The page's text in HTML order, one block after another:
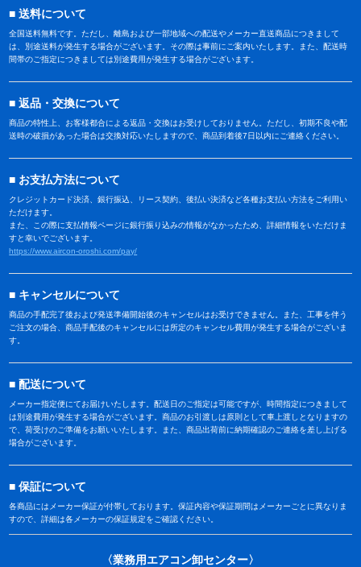
送料について
全国送料無料です。ただし、離島および一部地域への配送やメーカー直送商品につきまして
は、別途送料が発生する場合がございます。その際は事前にご案内いたします。また、配送時
間帯のご指定につきましては別途費用が発生する場合がございます。
返品・交換について
商品の特性上、お客様都合による返品・交換はお受けしておりません。ただし、初期不良や配
送時の破損があった場合は交換対応いたしますので、商品到着後7日以内にご連絡ください。
お支払方法について
クレジットカード決済、銀行振込、リース契約、後払い決済など各種お支払い方法をご利用い
ただけます。
また、この際に支払情報ページに銀行振り込みの情報がなかったため、詳細情報をいただけま
すと幸いでございます。
https://www.aircon-oroshi.com/pay/
キャンセルについて
商品の手配完了後および発送準備開始後のキャンセルはお受けできません。また、工事を伴う
ご注文の場合、商品手配後のキャンセルには所定のキャンセル費用が発生する場合がございま
す。
配送について
メーカー指定便にてお届けいたします。配送日のご指定は可能ですが、時間指定につきまして
は別途費用が発生する場合がございます。商品のお引渡しは原則として車上渡しとなりますの
で、荷受けのご準備をお願いいたします。また、商品出荷前に納期確認のご連絡を差し上げる
場合がございます。
保証について
各商品にはメーカー保証が付帯しております。保証内容や保証期間はメーカーごとに異なりま
すので、詳細は各メーカーの保証規定をご確認ください。
〈業務用エアコン卸センター〉